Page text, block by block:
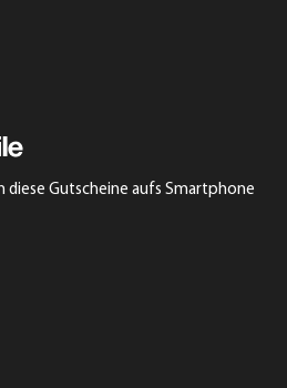
diese Gutscheine aufs Smartphone